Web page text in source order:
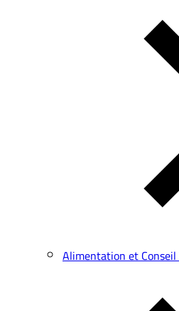
Alimentation et Conseil